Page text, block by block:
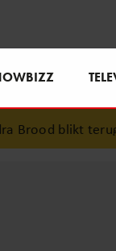
op eerste